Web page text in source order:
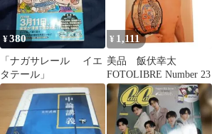
¥380
「ナガサレール イエ
タテール」
¥ 1,111
美品 飯伏幸太
FOTOLIBRE Number 23